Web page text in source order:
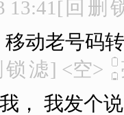
13:41 [ 回 删
移动老号码
锁 滤] <空>
， 我发个